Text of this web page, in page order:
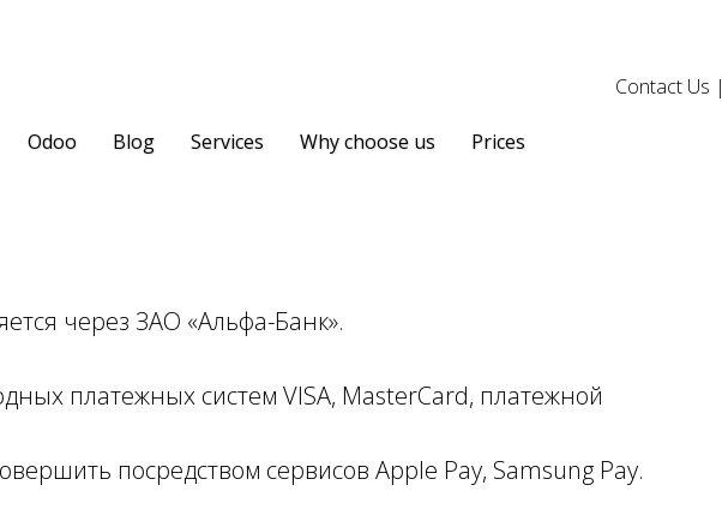
Contact Us |
Odoo Blog Services Why choose us Prices
через ЗАО «Альфа-Банк».
платежных систем VISA, MasterCard, платежной
посредством сервисов Apple Pay, Samsung Pay.